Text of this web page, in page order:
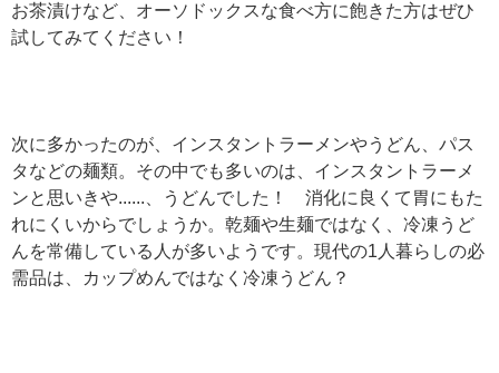
お茶漬けなど、オーソドックスな食べ方に飽きた方はぜひ
試してみてください！
次に多かったのが、インスタントラーメンやうどん、パス
タなどの麺類。その中でも多いのは、インスタントラーメ
ンと思いきや......、うどんでした！ 消化に良くて胃にもた
れにくいからでしょうか。乾麺や生麺ではなく、冷凍うど
んを常備している人が多いようです。現代の1人暮らしの必
需品は、カップめんではなく冷凍うどん？